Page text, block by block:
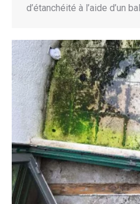
d’étanchéité à l’aide d’un